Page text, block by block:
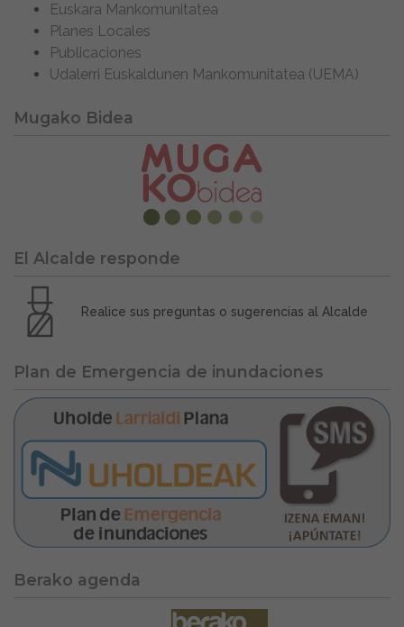
Euskara Mankomunitatea
Planes Locales
Publicaciones
Udalerri Euskaldunen Mankomunitatea (UEMA)
Mugako Bidea
El Alcalde responde
Realice sus preguntas o sugerencias al Alcalde
Plan de Emergencia de inundaciones
Berako agenda